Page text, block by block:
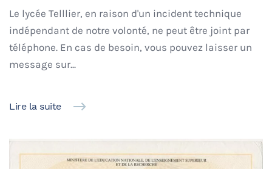
Le lycée Telllier, en raison d'un incident technique
indépendant de notre volonté, ne peut être joint par
téléphone. En cas de besoin, vous pouvez laisser un
message sur...
Lire la suite